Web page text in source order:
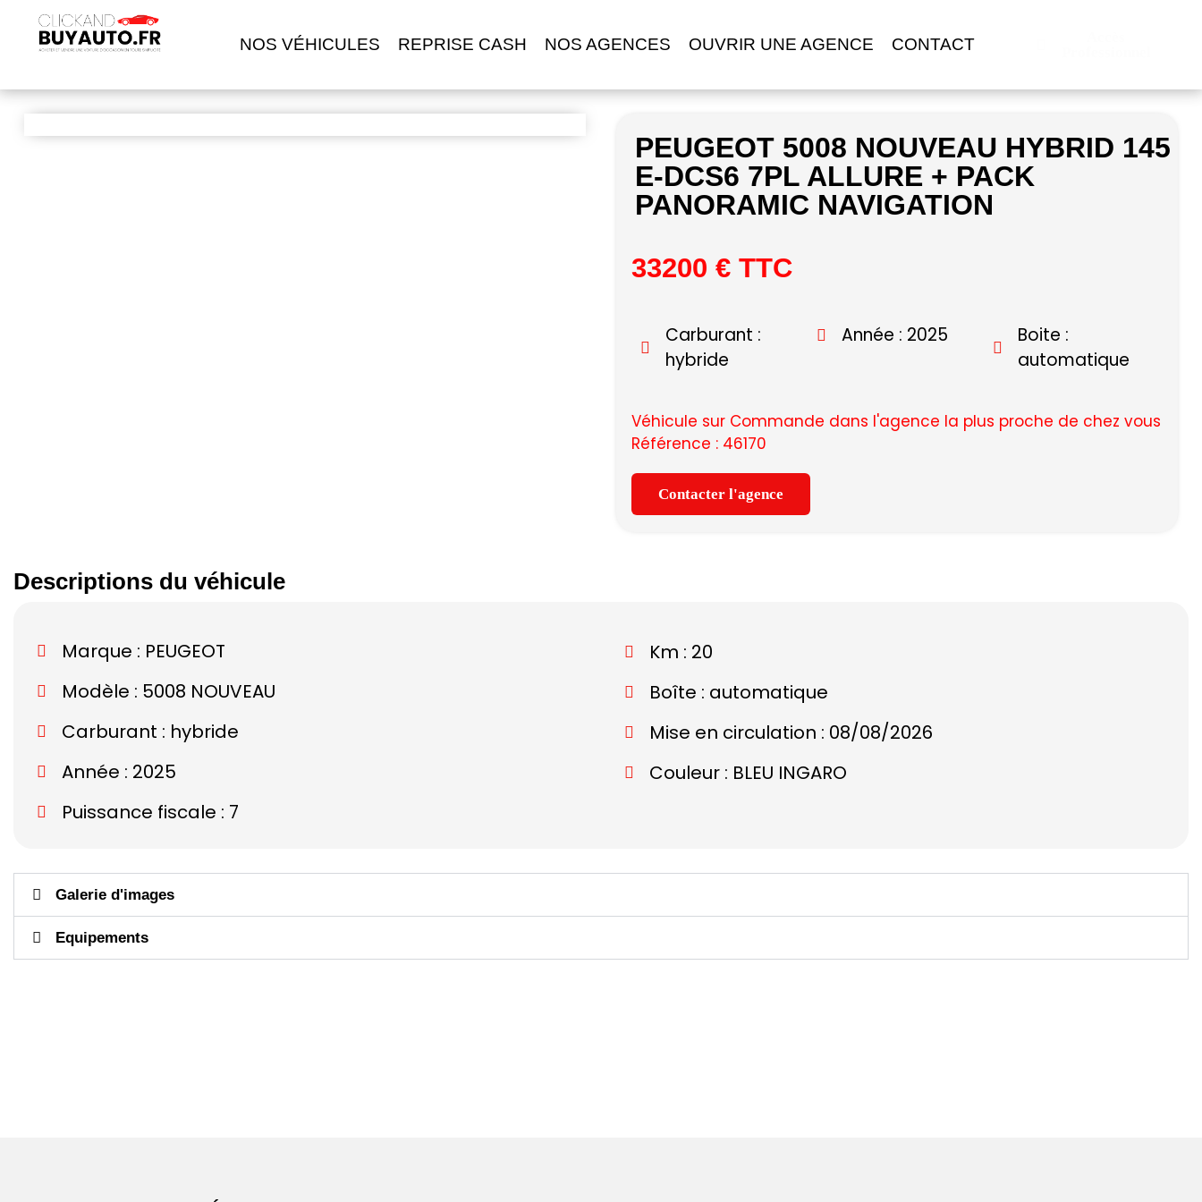
NOS VÉHICULES REPRISE CASH NOS AGENCES OUVRIR UNE AGENCE CONTACT
PEUGEOT 5008 NOUVEAU HYBRID 145
E-DCS6 7PL ALLURE + PACK
PANORAMIC NAVIGATION
33200 € TTC
Carburant :
hybride
Année : 2025
Boite :
automatique
Véhicule sur Commande dans l'agence la plus proche de chez vous
Référence : 46170
Contacter l'agence
Descriptions du véhicule
Marque : PEUGEOT
Modèle : 5008 NOUVEAU
Carburant : hybride
Année : 2025
Puissance fiscale : 7
Km : 20
Boîte : automatique
Mise en circulation : 08/08/2026
Couleur : BLEU INGARO
Galerie d'images
Equipements